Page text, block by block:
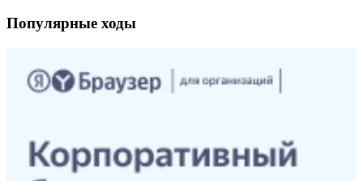
Популярные ходы